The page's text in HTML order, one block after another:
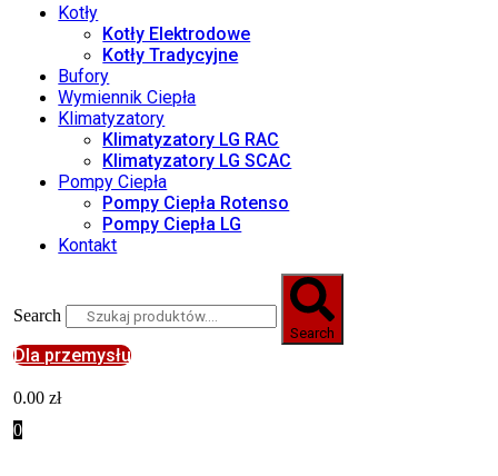
Kotły
Kotły Elektrodowe
Kotły Tradycyjne
Bufory
Wymiennik Ciepła
Klimatyzatory
Klimatyzatory LG RAC
Klimatyzatory LG SCAC
Pompy Ciepła
Pompy Ciepła Rotenso
Pompy Ciepła LG
Kontakt
Search
Search
Dla przemysłu
0.00zł
0